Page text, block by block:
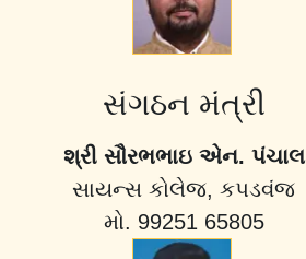
સંગઠન મંત્રી
શ્રી સૌરભભાઇ એન. પંચાલ
સાયન્સ કોલેજ, કપડવંજ
મો. 99251 65805